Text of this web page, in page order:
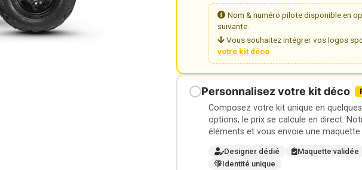
Nom & numéro pilote disponible en
suivante.
Vous souhaitez intégrer vos logos
votre kit déco
Personnalisez votre kit déco
Composez votre kit unique en
options, le prix se calcule en direct.
éléments et vous envoie une
Designer dédié Maquette validée
Identité unique